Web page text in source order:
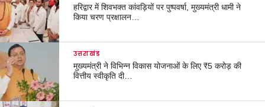
हरिद्वार में शिवभक्त कांवड़ियों पर पुष्पवर्षा, मुख्यमंत्री धामी ने
किया चरण प्रक्षालन…
उत्तराखंड
मुख्यमंत्री ने विभिन्न विकास योजनाओं के लिए ₹5 करोड़ की
वित्तीय स्वीकृति दी…